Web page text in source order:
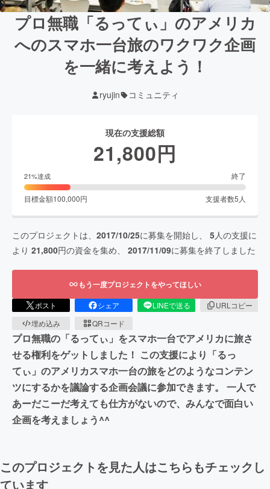
プロ無職「るってぃ」のアメリカ
へのスマホ一台旅のワクワク企画
を一緒に考えよう！
ryujin コミュニティ
現在の支援総額
21,800円
21%達成 終了
目標金額100,000円 支援者数5 人
このプロジェクトは、 2017/10/25に募集を開始し、 5人の支援に
より 21,800円の資金を集め、 2017/11/09に募集を終了しました
もう一度プロジェクトをやってほしい
ポスト シェア LINEで送る
URLコピー
埋め込み
QRコード
プロ無職の「るってぃ」をスマホ一台でアメリカに旅さ
せる権利をゲットしました！ この支援により「るっ
てぃ」のアメリカスマホ一台の旅をどのようなコンテン
ツにするかを議論する企画会議に参加できます。 一人で
あーだこーだ考えても仕方がないので、みんなで面白い
企画を考えましょう^^
このプロジェクトを見た人はこちらもチェックし
ています